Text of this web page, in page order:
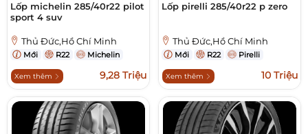
Lốp michelin 285/40r22 pilot
sport 4 suv
Thủ Đức,Hồ Chí Minh
Mới R22 Michelin
Xem thêm 9,28 Triệu
Lốp pirelli 285/40r22 p zero
Thủ Đức,Hồ Chí Minh
Mới R22 Pirelli
Xem thêm 10 Triệu